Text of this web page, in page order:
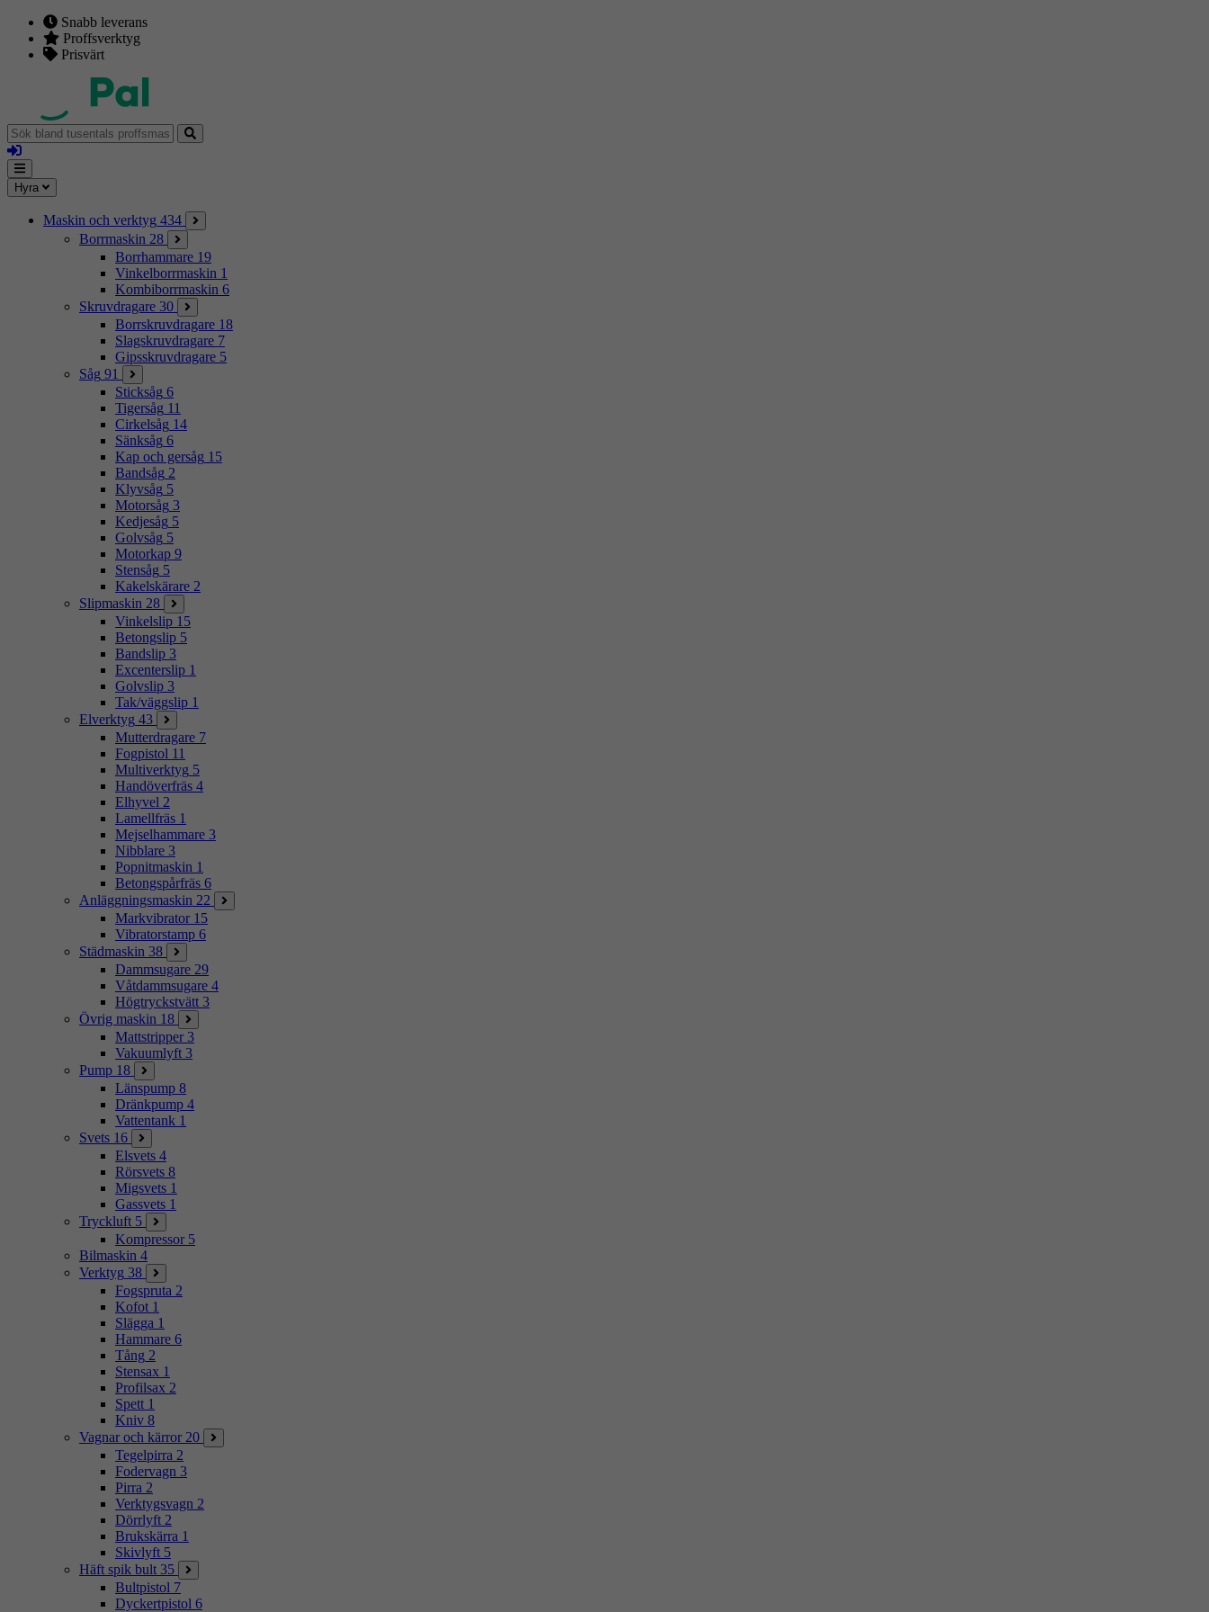
Snabb leverans
Proffsverktyg
Prisvärt
Sök
bland
tusentals
proffsmaskiner
Logga
in
Mina
sidor
Meny
Hyra
Maskin och verktyg 434
Borrmaskin 28
Borrhammare 19
Vinkelborrmaskin 1
Kombiborrmaskin 6
Skruvdragare 30
Borrskruvdragare 18
Slagskruvdragare 7
Gipsskruvdragare 5
Såg 91
Sticksåg 6
Tigersåg 11
Cirkelsåg 14
Sänksåg 6
Kap och gersåg 15
Bandsåg 2
Klyvsåg 5
Motorsåg 3
Kedjesåg 5
Golvsåg 5
Motorkap 9
Stensåg 5
Kakelskärare 2
Slipmaskin 28
Vinkelslip 15
Betongslip 5
Bandslip 3
Excenterslip 1
Golvslip 3
Tak/väggslip 1
Elverktyg 43
Mutterdragare 7
Fogpistol 11
Multiverktyg 5
Handöverfräs 4
Elhyvel 2
Lamellfräs 1
Mejselhammare 3
Nibblare 3
Popnitmaskin 1
Betongspårfräs 6
Anläggningsmaskin 22
Markvibrator 15
Vibratorstamp 6
Städmaskin 38
Dammsugare 29
Våtdammsugare 4
Högtryckstvätt 3
Övrig maskin 18
Mattstripper 3
Vakuumlyft 3
Pump 18
Länspump 8
Dränkpump 4
Vattentank 1
Svets 16
Elsvets 4
Rörsvets 8
Migsvets 1
Gassvets 1
Tryckluft 5
Kompressor 5
Bilmaskin 4
Verktyg 38
Fogspruta 2
Kofot 1
Slägga 1
Hammare 6
Tång 2
Stensax 1
Profilsax 2
Spett 1
Kniv 8
Vagnar och kärror 20
Tegelpirra 2
Fodervagn 3
Pirra 2
Verktygsvagn 2
Dörrlyft 2
Brukskärra 1
Skivlyft 5
Häft spik bult 35
Bultpistol 7
Dyckertpistol 6